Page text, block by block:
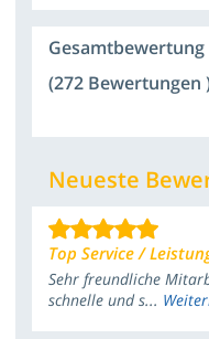
Gesamtbewertung
(272 Bewertungen
Neueste
Top Service /
Sehr freundliche
schnelle und s...